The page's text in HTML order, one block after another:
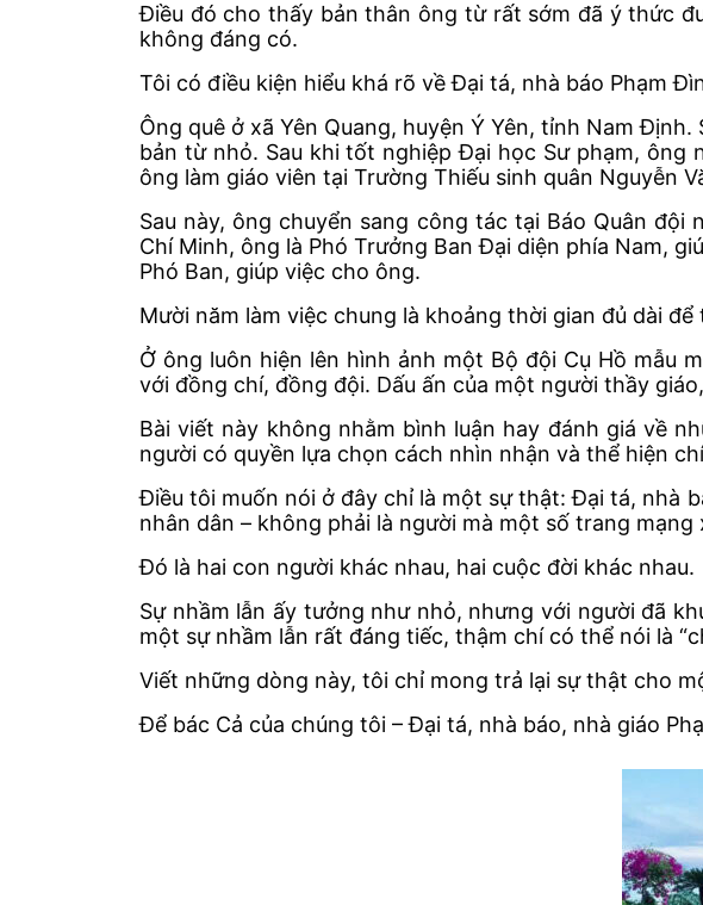
Điều đó cho thấy bản thân ông từ rất sớm đã ý thức
không đáng có.
Tôi có điều kiện hiểu khá rõ về Đại tá, nhà báo Phạm
Ông quê ở xã Yên Quang, huyện Ý Yên, tỉnh Nam
bản từ nhỏ. Sau khi tốt nghiệp Đại học Sư phạm,
ông làm giáo viên tại Trường Thiếu sinh quân Nguyễn
Sau này, ông chuyển sang công tác tại Báo Quân
Chí Minh, ông là Phó Trưởng Ban Đại diện phía Nam,
Phó Ban, giúp việc cho ông.
Mười năm làm việc chung là khoảng thời gian đủ dài
Ở ông luôn hiện lên hình ảnh một Bộ đội Cụ Hồ mẫu
với đồng chí, đồng đội. Dấu ấn của một người thầy
Bài viết này không nhằm bình luận hay đánh giá về
người có quyền lựa chọn cách nhìn nhận và thể hiện
Điều tôi muốn nói ở đây chỉ là một sự thật: Đại tá, nhà
nhân dân – không phải là người mà một số trang mạng
Đó là hai con người khác nhau, hai cuộc đời khác nhau.
Sự nhầm lẫn ấy tưởng như nhỏ, nhưng với người đã
một sự nhầm lẫn rất đáng tiếc, thậm chí có thể nói là
Viết những dòng này, tôi chỉ mong trả lại sự thật cho
Để bác Cả của chúng tôi – Đại tá, nhà báo, nhà giáo